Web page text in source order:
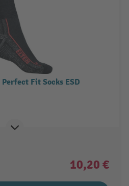
Perfect Fit Socks ESD
10,20 €